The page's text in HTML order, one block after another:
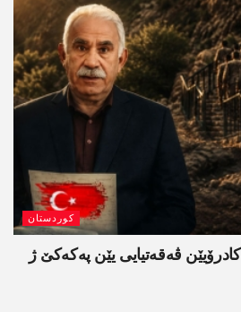
کوردستان
ڤەقەتیایی یێن پەکەکێ ژ